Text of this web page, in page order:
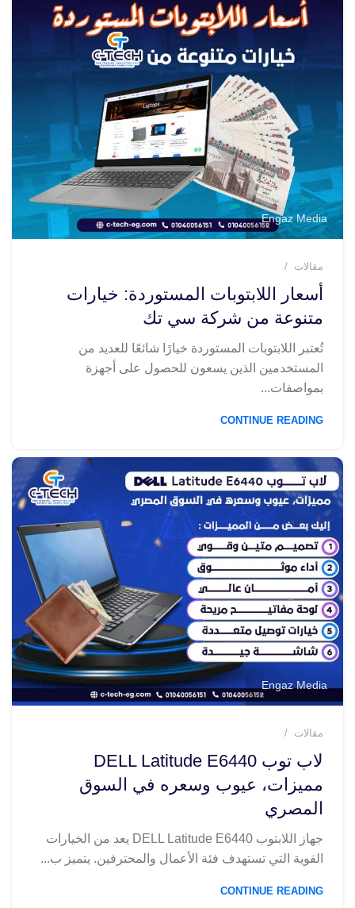
Engaz Media
مقالات
أسعار اللابتوبات المستوردة: خيارات
متنوعة من شركة سي تك
تُعتبر اللابتوبات المستوردة خيارًا شائعًا للعديد من
المستخدمين الذين يسعون للحصول على أجهزة
بمواصفات...
CONTINUE READING
Engaz Media
مقالات
لاب توب DELL Latitude E6440
مميزات، عيوب وسعره في السوق
المصري
جهاز اللابتوب DELL Latitude E6440 يعد من الخيارات
القوية التي تستهدف فئة الأعمال والمحترفين. يتميز ب...
CONTINUE READING